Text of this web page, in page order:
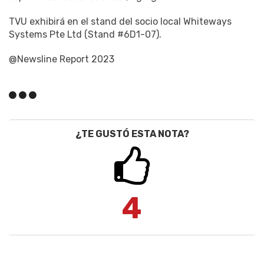
TVU exhibirá en el stand del socio local Whiteways
Systems Pte Ltd (Stand #6D1-07).
@Newsline Report 2023
¿TE GUSTÓ ESTA NOTA?
4